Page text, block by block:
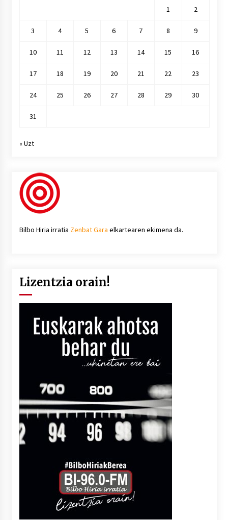
1
2
3 4 5 6 7 8 9
10 11 12 13 14 15 16
17 18 19 20 21 22 23
24 25 26 27 28 29 30
31
« Uzt
Bilbo Hiria irratia Zenbat Gara elkartearen ekimena da.
Lizentzia orain!